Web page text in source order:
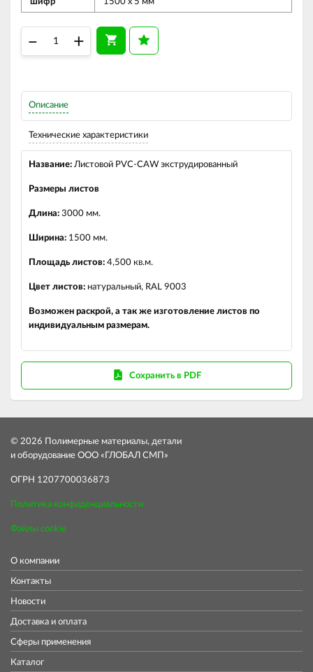
– +
Описание
Технические характеристики
Название: Листовой PVC-CAW экструдированный
Размеры листов
Длина: 3000 мм.
Ширина: 1500 мм.
Площадь листов: 4,500 кв.м.
Цвет листов: натуральный, RAL 9003
Возможен раскрой, а так же изготовление листов по
индивидуальным размерам.
Сохранить в PDF
© 2026 Полимерные материалы, детали
и оборудование ООО «ГЛОБАЛ СМП»
ОГРН 1207700036873
Политика конфиденциальности
Файлы cookie
О компании
Контакты
Новости
Доставка и оплата
Сферы применения
Каталог